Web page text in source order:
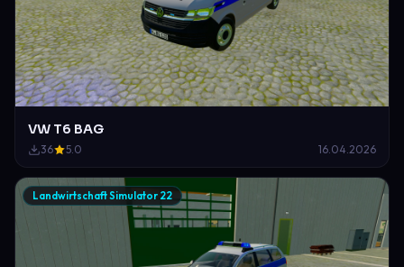
VW T6 BAG
36 5.0 16.04.2026
Landwirtschaft Simulator 22